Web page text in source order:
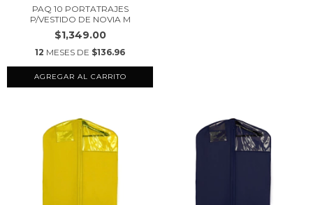
PAQ 10 PORTATRAJES
P/VESTIDO DE NOVIA M
$1,349.00
12 MESES DE $136.96
AGREGAR AL CARRITO